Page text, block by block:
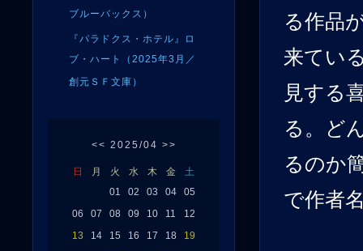
ブルーバックス）
『パラドクス・ホテル』ロ
ブ・ハート（2025年3月／
創元ＳＦ文庫）
<< 2025/04 >>
日 月 火 水 木 金
土
01
02 03 04
05
06
07 08 09 10 11
12
13
14 15 16 17 18
19
る作品
来てい
見する
る。ど
るのか
で作者